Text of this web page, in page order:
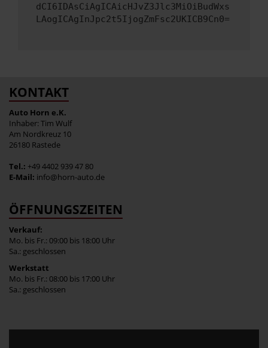
dCI6IDAsCiAgICAicHJvZ3Jlc3MiOiBudWxs
LAogICAgInJpc2t5IjogZmFsc2UKICB9Cn0=
KONTAKT
Auto Horn e.K.
Inhaber: Tim Wulf
Am Nordkreuz 10
26180 Rastede
Tel.: +49 4402 939 47 80
E-Mail: info@horn-auto.de
ÖFFNUNGSZEITEN
Verkauf:
Mo. bis Fr.: 09:00 bis 18:00 Uhr
Sa.: geschlossen
Werkstatt
Mo. bis Fr.: 08:00 bis 17:00 Uhr
Sa.: geschlossen